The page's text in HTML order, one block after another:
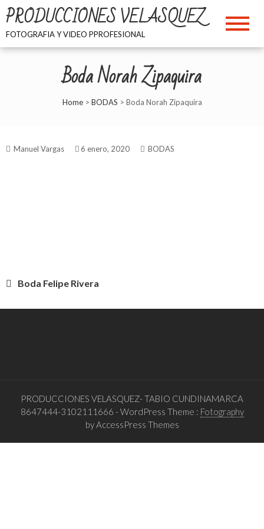
Skip
to
content
PRODUCCIONES VELASQUEZ
FOTOGRAFIA Y VIDEO PPROFESIONAL
Boda Norah Zipaquira
Home> BODAS > Boda Norah Zipaquira
Manuel Vargas 6 enero, 2020 BODAS
Navegación
de
Boda Felipe Rivera
PRODUCCIONES VELASQUEZ- TABIO CUNDINAMARCA
8647444-3102111666 - WordPress Theme : Fotography
by AccessPress Themes